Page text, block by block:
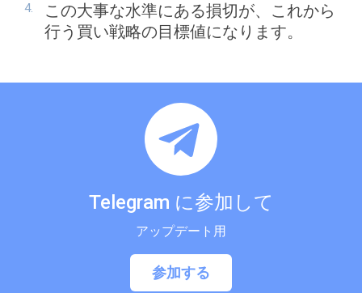
この大事な水準にある損切が、これから
行う買い戦略の目標値になります。
Telegram に参加して
アップデート用
参加する